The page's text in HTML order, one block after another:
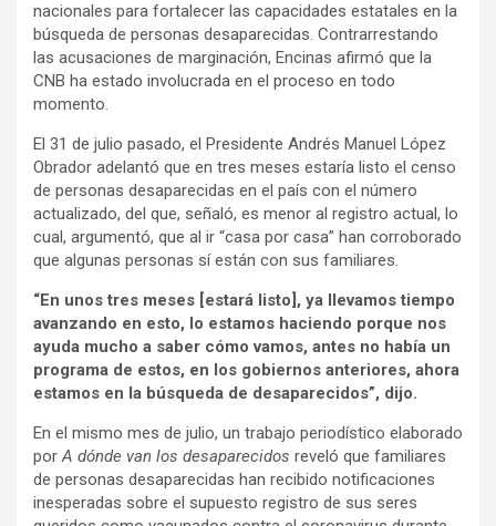
nacionales para fortalecer las capacidades estatales en la
búsqueda de personas desaparecidas. Contrarrestando
las acusaciones de marginación, Encinas afirmó que la
CNB ha estado involucrada en el proceso en todo
momento.
El 31 de julio pasado, el Presidente Andrés Manuel López
Obrador adelantó que en tres meses estaría listo el censo
de personas desaparecidas en el país con el número
actualizado, del que, señaló, es menor al registro actual, lo
cual, argumentó, que al ir “casa por casa” han corroborado
que algunas personas sí están con sus familiares.
“En unos tres meses [estará listo], ya llevamos tiempo
avanzando en esto, lo estamos haciendo porque nos
ayuda mucho a saber cómo vamos, antes no había un
programa de estos, en los gobiernos anteriores, ahora
estamos en la búsqueda de desaparecidos”, dijo.
En el mismo mes de julio, un trabajo periodístico elaborado
porA dónde van los desaparecidos reveló que familiares
de personas desaparecidas han recibido notificaciones
inesperadas sobre el supuesto registro de sus seres